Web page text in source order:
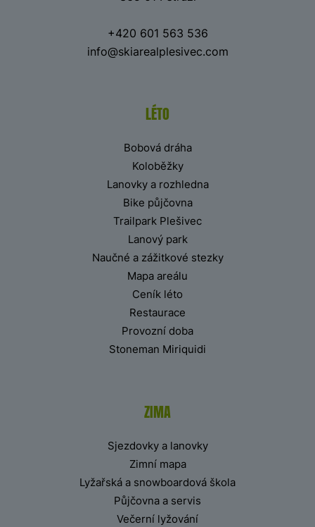
+420 601 563 536
info@skiarealplesivec.com
LÉTO
Bobová dráha
Koloběžky
Lanovky a rozhledna
Bike půjčovna
Trailpark Plešivec
Lanový park
Naučné a zážitkové stezky
Mapa areálu
Ceník léto
Restaurace
Provozní doba
Stoneman Miriquidi
ZIMA
Sjezdovky a lanovky
Zimní mapa
Lyžařská a snowboardová škola
Půjčovna a servis
Večerní lyžování